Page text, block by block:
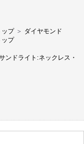
ップ ＞ ダイヤモンド
ップ
ンドライト:ネックレス・